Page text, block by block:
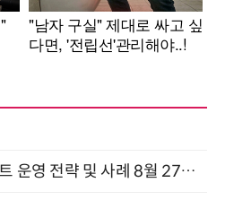
성과를 만드는 AI 에이전트 운영 전략 및 사례 8월 27일 개최